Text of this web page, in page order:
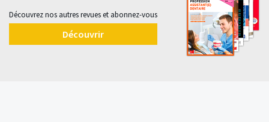
Découvrez nos autres revues et abonnez-vous
Découvrir